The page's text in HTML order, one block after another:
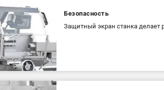
Безопасность
Защитный экран станка делает